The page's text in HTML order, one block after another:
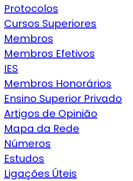
Protocolos
Cursos Superiores
Membros
Membros Efetivos
IES
Membros Honorários
Ensino Superior Privado
Artigos de Opinião
Mapa da Rede
Números
Estudos
Ligações Úteis